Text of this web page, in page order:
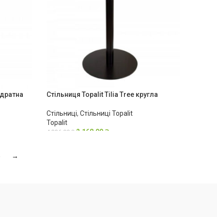
Стільниця Topalit Tilia Tree кругла
Стільниці,Стільниці Topalit
Topalit
4,336.00 ₴ 2,168.00 ₴
→